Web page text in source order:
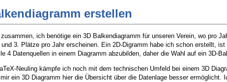
erstellen
zusammen, ich benötige ein 3D Balkendiagramm für unseren Verein, wo pro
3. Plätze pro Jahr erscheinen. Ein 2D-Digramm habe ich schon erstellt,
4 Datenquellen in einem Diagramm abzubilden, daher die Wahl auf ein 3D-
Neuling kämpfe ich noch mit dem technischen Umfeld bei einem 3D
ein 3D Diagramm hier die Übersicht über die Datenlage besser ermöglicht.